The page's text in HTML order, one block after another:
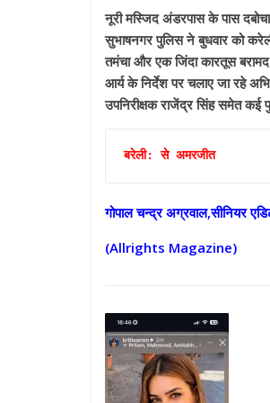
नूरी मस्जिद अंडरपास के पास
सुभाषनगर पुलिस ने बुधवार को
तमंचा और एक जिंदा कारतूस बरामद
आर्य के निर्देश पर चलाए जा रहे
उपनिरीक्षक राजेंद्र सिंह समेत कई
बरेली: से अमरजीत
गोपाल चन्द्र अग्रवाल,सीनियर
(Allrights Magazine)